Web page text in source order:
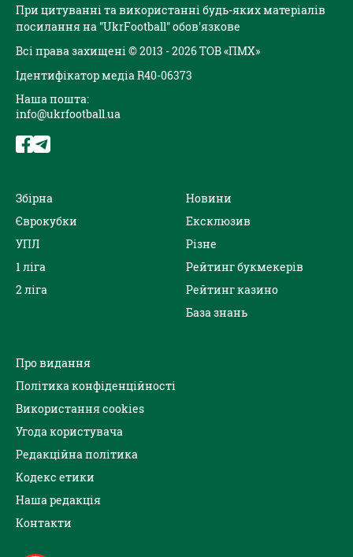
При цитуванні та використанні будь-яких матеріалів
посилання на "UkrFootball" обов'язкове
Всі права захищені © 2013 - 2026 ТОВ «ПМХ»
Ідентифікатор медіа R40-06373
Наша пошта:
info@ukrfootball.ua
Збірна
Єврокубки
УПЛ
1 ліга
2 ліга
Новини
Ексклюзив
Різне
Рейтинг букмекерів
Рейтинг казино
База знань
Про видання
Політика конфіденційності
Використання cookies
Угода користувача
Редакційна політика
Кодекс етики
Наша редакція
Контакти